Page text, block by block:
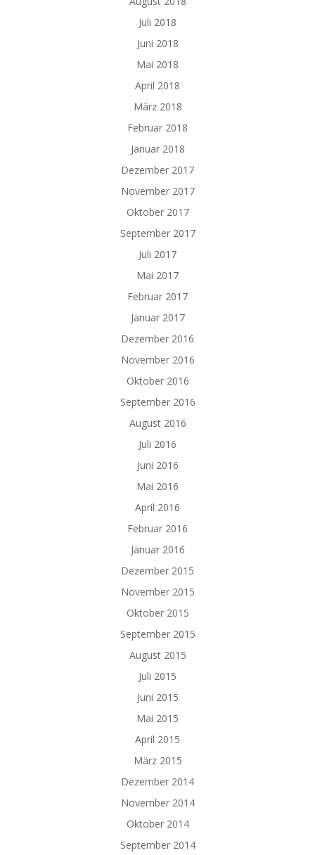
Juli 2018
Juni 2018
Mai 2018
April 2018
März 2018
Februar 2018
Januar 2018
Dezember 2017
November 2017
Oktober 2017
September 2017
Juli 2017
Mai 2017
Februar 2017
Januar 2017
Dezember 2016
November 2016
Oktober 2016
September 2016
August 2016
Juli 2016
Juni 2016
Mai 2016
April 2016
Februar 2016
Januar 2016
Dezember 2015
November 2015
Oktober 2015
September 2015
August 2015
Juli 2015
Juni 2015
Mai 2015
April 2015
März 2015
Dezember 2014
November 2014
Oktober 2014
September 2014